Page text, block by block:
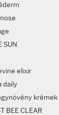
SUN
elixir
daily
krémek
BEE CLEAR